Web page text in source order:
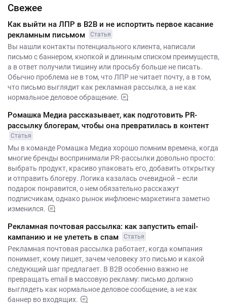
Свежее
Как выйти на ЛПР в B2B и не испортить первое касание
рекламным письмом
Статья
Вы нашли контакты потенциального клиента, написали
письмо с баннером, кнопкой и длинным списком преимуществ,
а в ответ получили тишину или просьбу больше не писать.
Обычно проблема не в том, что ЛПР не читает почту, а в том,
что письмо выглядит как рекламная рассылка, а не как
нормальное деловое обращение.
Ромашка Медиа рассказывает, как подготовить PR-
рассылку блогерам, чтобы она превратилась в контент
Статья
Мы в команде Ромашка Медиа хорошо помним времена, когда
многие бренды воспринимали PR-рассылки довольно просто:
выбрать продукт, красиво упаковать его, добавить открытку
и отправить блогеру. Логика казалась очевидной – если
подарок понравится, о нем обязательно расскажут
подписчикам, однако рынок инфлюенс-маркетинга заметно
изменился.
Рекламная почтовая рассылка: как запустить email-
кампанию и не улететь в спам
Статья
Рекламная почтовая рассылка работает, когда компания
понимает, кому пишет, зачем человеку это письмо и какой
следующий шаг предлагает. В B2B особенно важно не
превращать email в массовую рекламу: письмо должно
выглядеть как нормальное деловое сообщение, а не как
баннер во входящих.